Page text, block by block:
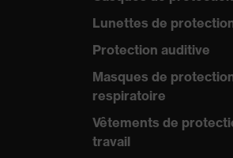
risques mécaniques
risques thermiques
Technologie uvex
Lunettes de
Protection auditive
Masques de
respiratoire
Vêtements de
travail